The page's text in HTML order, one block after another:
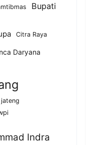
Bupati
Citra Raya
Daryana
Indra